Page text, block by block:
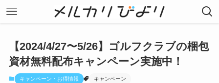
【2024/4/27〜5/26】ゴルフクラブの梱包
資材無料配布キャンペーン実施中！
キャンペーン・お得情報 キャンペーン